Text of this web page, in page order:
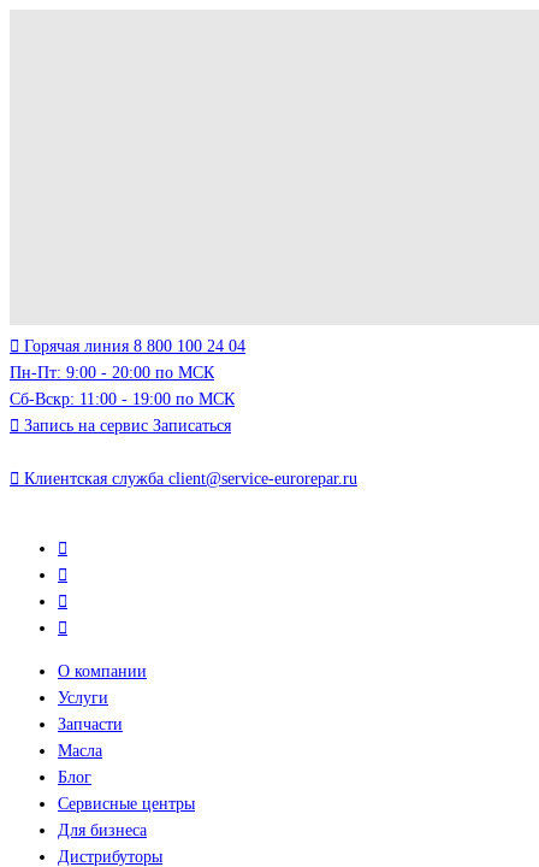
Горячая линия 8 800 100 24 04
Пн-Пт: 9:00 - 20:00 по МСК
Сб-Вскр: 11:00 - 19:00 по МСК
Запись на сервис Записаться
Клиентская служба client@service-eurorepar.ru
О компании
Услуги
Запчасти
Масла
Блог
Сервисные центры
Для бизнеса
Дистрибуторы